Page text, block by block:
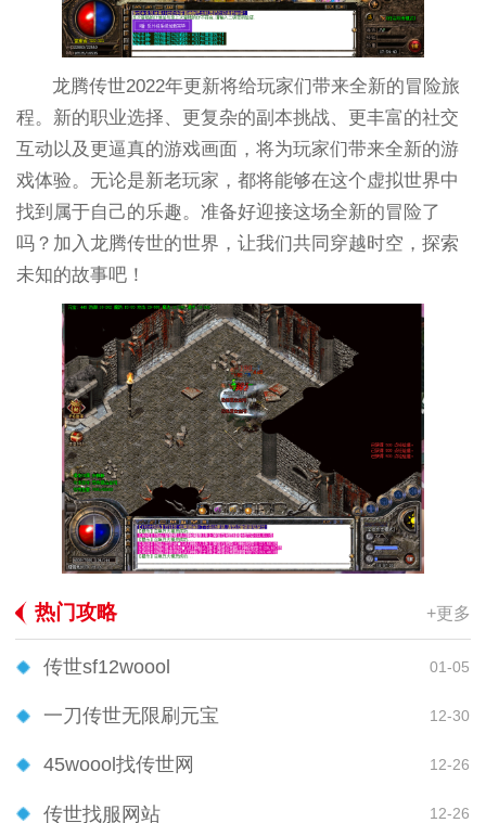
龙腾传世2022年更新将给玩家们带来全新的冒险旅
程。新的职业选择、更复杂的副本挑战、更丰富的社交
互动以及更逼真的游戏画面，将为玩家们带来全新的游
戏体验。无论是新老玩家，都将能够在这个虚拟世界中
找到属于自己的乐趣。准备好迎接这场全新的冒险了
吗？加入龙腾传世的世界，让我们共同穿越时空，探索
未知的故事吧！
热门攻略 +更多
传世sf12woool 01-05
一刀传世无限刷元宝 12-30
45woool找传世网 12-26
传世找服网站 12-26